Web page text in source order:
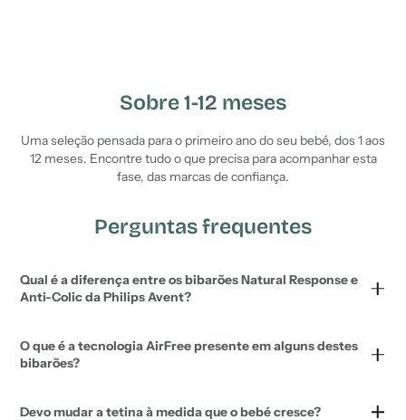
Sobre 1-12 meses
Uma seleção pensada para o primeiro ano do seu bebé, dos 1 aos
12 meses. Encontre tudo o que precisa para acompanhar esta
fase, das marcas de confiança.
Perguntas frequentes
Qual é a diferença entre os bibarões Natural Response e
Anti-Colic da Philips Avent?
O que é a tecnologia AirFree presente em alguns destes
bibarões?
Devo mudar a tetina à medida que o bebé cresce?